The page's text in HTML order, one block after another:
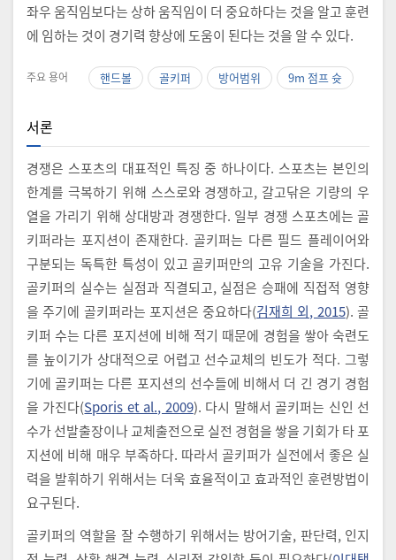
좌우 움직임보다는 상하 움직임이 더 중요하다는 것을 알고 훈련
에 임하는 것이 경기력 향상에 도움이 된다는 것을 알 수 있다.
주요 용어 핸드볼 골키퍼 방어범위 9m 점프 슛
서론
경쟁은 스포츠의 대표적인 특징 중 하나이다. 스포츠는 본인의
한계를 극복하기 위해 스스로와 경쟁하고, 갈고닦은 기량의 우
열을 가리기 위해 상대방과 경쟁한다. 일부 경쟁 스포츠에는 골
키퍼라는 포지션이 존재한다. 골키퍼는 다른 필드 플레이어와
구분되는 독특한 특성이 있고 골키퍼만의 고유 기술을 가진다.
골키퍼의 실수는 실점과 직결되고, 실점은 승패에 직접적 영향
을 주기에 골키퍼라는 포지션은 중요하다(김재희 외, 2015). 골
키퍼 수는 다른 포지션에 비해 적기 때문에 경험을 쌓아 숙련도
를 높이기가 상대적으로 어렵고 선수교체의 빈도가 적다. 그렇
기에 골키퍼는 다른 포지션의 선수들에 비해서 더 긴 경기 경험
을 가진다(Sporis et al., 2009). 다시 말해서 골키퍼는 신인 선
수가 선발출장이나 교체출전으로 실전 경험을 쌓을 기회가 타 포
지션에 비해 매우 부족하다. 따라서 골키퍼가 실전에서 좋은 실
력을 발휘하기 위해서는 더욱 효율적이고 효과적인 훈련방법이
요구된다.
골키퍼의 역할을 잘 수행하기 위해서는 방어기술, 판단력, 인지